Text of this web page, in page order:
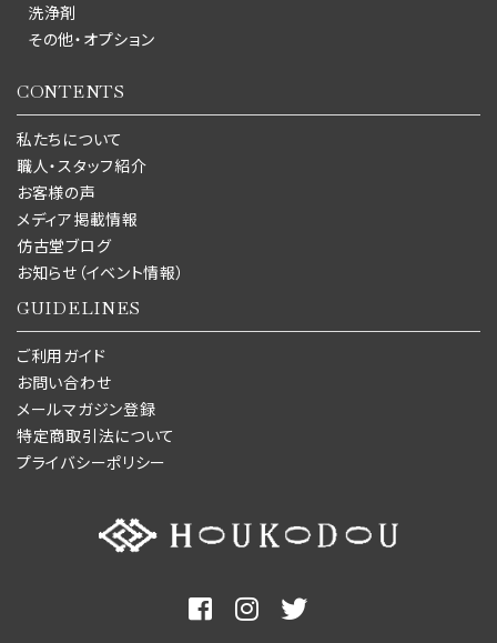
洗浄剤
その他・オプション
CONTENTS
私たちについて
職人・スタッフ紹介
お客様の声
メディア掲載情報
仿古堂ブログ
お知らせ（イベント情報）
GUIDELINES
ご利用ガイド
お問い合わせ
メールマガジン登録
特定商取引法について
プライバシーポリシー